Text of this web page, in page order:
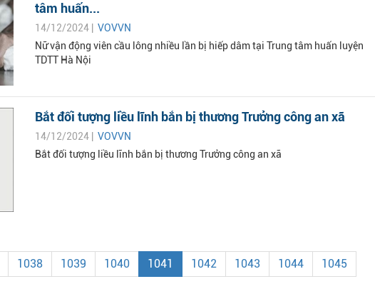
tâm huấn...
14/12/2024 | VOVVN
Nữ vận động viên cầu lông nhiều lần bị hiếp dâm tại Trung tâm huấn luyện
TDTT Hà Nội
Bắt đối tượng liều lĩnh bắn bị thương Trưởng công an xã
14/12/2024 | VOVVN
Bắt đối tượng liều lĩnh bắn bị thương Trưởng công an xã
1038 1039 1040 1041 1042 1043 1044
1045